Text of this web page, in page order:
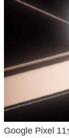
Google Pixel 11